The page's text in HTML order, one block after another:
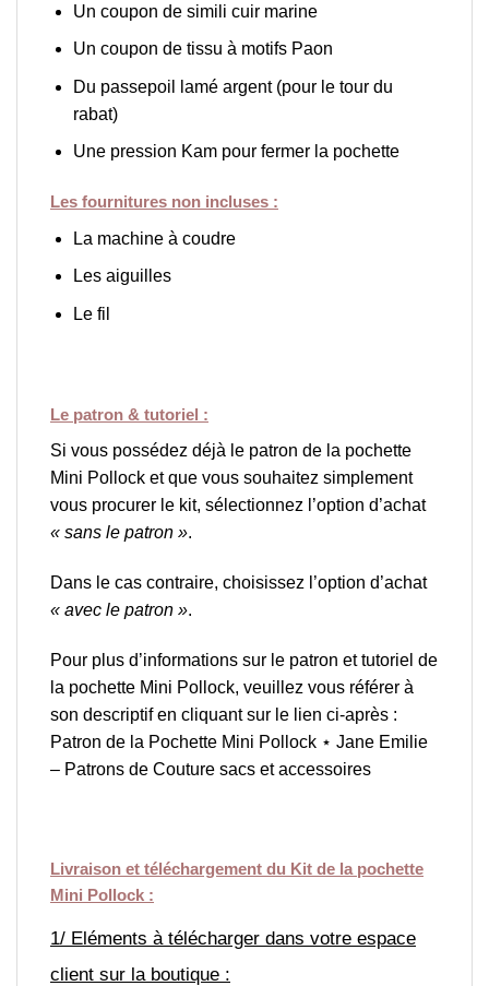
Un coupon de simili cuir marine
Un coupon de tissu à motifs Paon
Du passepoil lamé argent (pour le tour du
rabat)
Une pression Kam pour fermer la pochette
Les fournitures non incluses :
La machine à coudre
Les aiguilles
Le fil
Le patron & tutoriel :
Si vous possédez déjà le patron de la pochette
Mini Pollock et que vous souhaitez simplement
vous procurer le kit, sélectionnez l’option d’achat
« sans le patron ».
Dans le cas contraire, choisissez l’option d’achat
« avec le patron ».
Pour plus d’informations sur le patron et tutoriel de
la pochette Mini Pollock, veuillez vous référer à
son descriptif en cliquant sur le lien ci-après :
Patron de la Pochette Mini Pollock ⋆ Jane Emilie
– Patrons de Couture sacs et accessoires
Livraison et téléchargement du Kit de la pochette
Mini Pollock :
1/ Eléments à télécharger dans votre espace
client sur la boutique :